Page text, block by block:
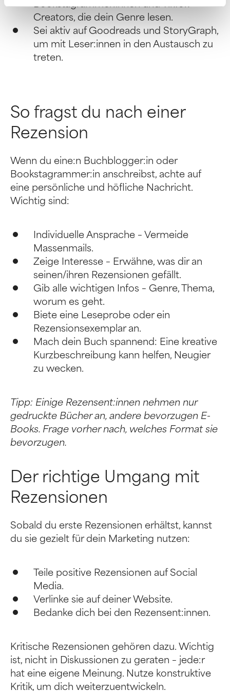
Bookstagrammer:innen und TikTok-
Creators, die dein Genre lesen.
Sei aktiv auf Goodreads und StoryGraph,
um mit Leser:innen in den Austausch zu
treten.
So fragst du nach einer
Rezension
Wenn du eine:n Buchblogger:in oder
Bookstagrammer:in anschreibst, achte auf
eine persönliche und höfliche Nachricht.
Wichtig sind:
Individuelle Ansprache – Vermeide
Massenmails.
Zeige Interesse – Erwähne, was dir an
seinen/ihren Rezensionen gefällt.
Gib alle wichtigen Infos – Genre, Thema,
worum es geht.
Biete eine Leseprobe oder ein
Rezensionsexemplar an.
Mach dein Buch spannend: Eine kreative
Kurzbeschreibung kann helfen, Neugier
zu wecken.
Tipp: Einige Rezensent:innen nehmen nur
gedruckte Bücher an, andere bevorzugen E-
Books. Frage vorher nach, welches Format sie
bevorzugen.
Der richtige Umgang mit
Rezensionen
Sobald du erste Rezensionen erhältst, kannst
du sie gezielt für dein Marketing nutzen:
Teile positive Rezensionen auf Social
Media.
Verlinke sie auf deiner Website.
Bedanke dich bei den Rezensent:innen.
Kritische Rezensionen gehören dazu. Wichtig
ist, nicht in Diskussionen zu geraten – jede:r
hat eine eigene Meinung. Nutze konstruktive
Kritik, um dich weiterzuentwickeln.